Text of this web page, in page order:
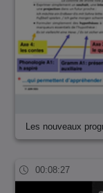
Les nouveaux
00:08:27